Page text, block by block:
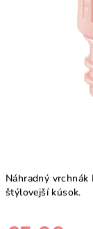
Náhradný vrchnák
štýlovejší kúsok.